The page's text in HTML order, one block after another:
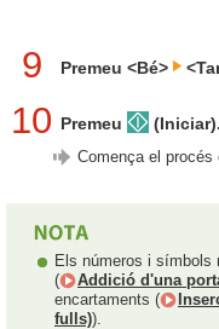
9 Premeu <Bé>
10 Premeu (Iniciar).
Comença el procés
Els números i símbols
(
Addició d'una
encartaments (
fulls)).